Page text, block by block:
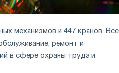
механизмов и 447 кранов. Все
ремонт и
в сфере охраны труда и